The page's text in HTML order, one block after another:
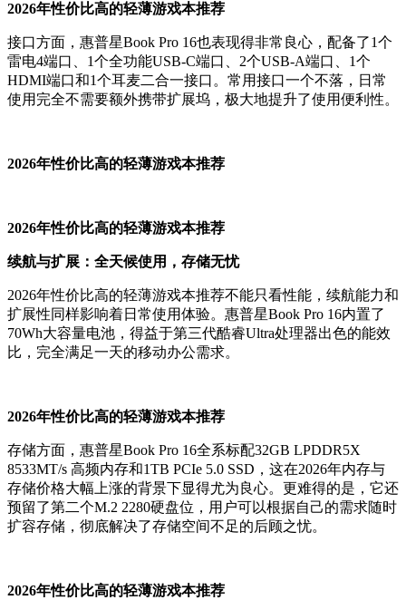
2026年性价比高的轻薄游戏本推荐
接口方面，惠普星Book Pro 16也表现得非常良心，配备了1个
雷电4端口、1个全功能USB-C端口、2个USB-A端口、1个
HDMI端口和1个耳麦二合一接口。常用接口一个不落，日常
使用完全不需要额外携带扩展坞，极大地提升了使用便利性。
2026年性价比高的轻薄游戏本推荐
2026年性价比高的轻薄游戏本推荐
续航与扩展：全天候使用，存储无忧
2026年性价比高的轻薄游戏本推荐不能只看性能，续航能力和
扩展性同样影响着日常使用体验。惠普星Book Pro 16内置了
70Wh大容量电池，得益于第三代酷睿Ultra处理器出色的能效
比，完全满足一天的移动办公需求。
2026年性价比高的轻薄游戏本推荐
存储方面，惠普星Book Pro 16全系标配32GB LPDDR5X
8533MT/s 高频内存和1TB PCIe 5.0 SSD，这在2026年内存与
存储价格大幅上涨的背景下显得尤为良心。更难得的是，它还
预留了第二个M.2 2280硬盘位，用户可以根据自己的需求随时
扩容存储，彻底解决了存储空间不足的后顾之忧。
2026年性价比高的轻薄游戏本推荐